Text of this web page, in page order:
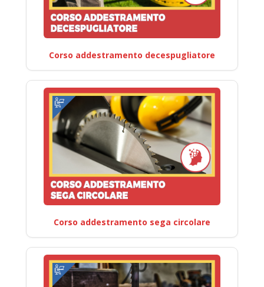
Corso addestramento decespugliatore
Corso addestramento sega circolare